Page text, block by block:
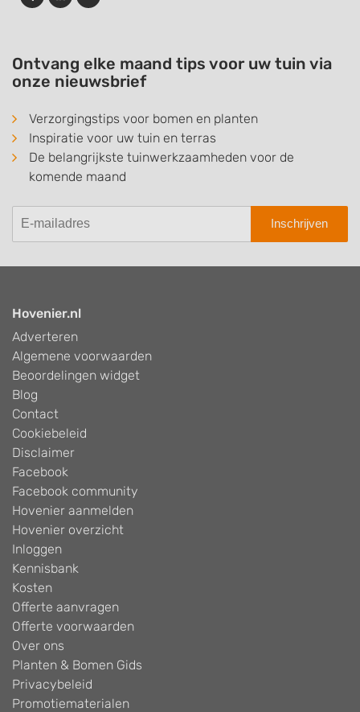
Ontvang elke maand tips voor uw tuin via
onze nieuwsbrief
Verzorgingstips voor bomen en planten
Inspiratie voor uw tuin en terras
De belangrijkste tuinwerkzaamheden voor de
komende maand
Inschrijven
Hovenier.nl
Adverteren
Algemene voorwaarden
Beoordelingen widget
Blog
Contact
Cookiebeleid
Disclaimer
Facebook
Facebook community
Hovenier aanmelden
Hovenier overzicht
Inloggen
Kennisbank
Kosten
Offerte aanvragen
Offerte voorwaarden
Over ons
Planten & Bomen Gids
Privacybeleid
Promotiematerialen